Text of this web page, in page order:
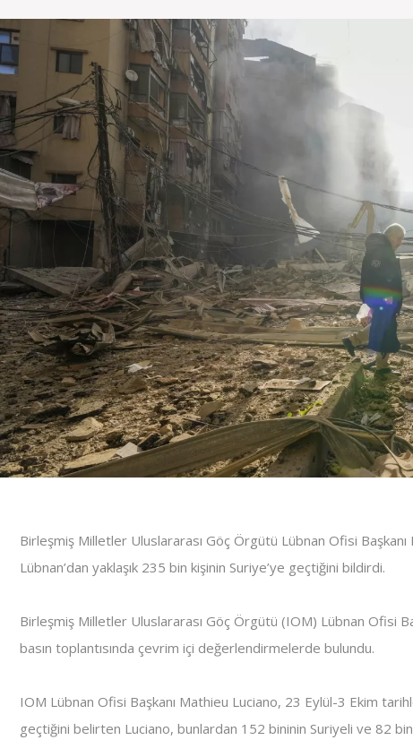
Birleşmiş Milletler Uluslararası Göç Örgütü Lübnan Ofisi Başkanı
Lübnan’dan yaklaşık 235 bin kişinin Suriye’ye geçtiğini bildirdi.
Birleşmiş Milletler Uluslararası Göç Örgütü (IOM) Lübnan Ofisi
basın toplantısında çevrim içi değerlendirmelerde bulundu.
IOM Lübnan Ofisi Başkanı Mathieu Luciano, 23 Eylül-3 Ekim
geçtiğini belirten Luciano, bunlardan 152 bininin Suriyeli ve 82